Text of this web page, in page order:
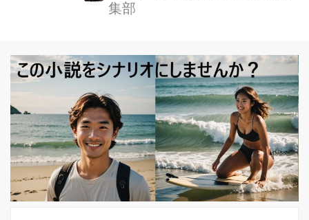
成致しました。 手がけたのは世界的ア
フにしたイメージポスターを 描いて以
来、「家族はつらいよ」シリーズで
は、スチール写真とグラフィックを絶
妙に構成したポスターデザインを手が
けてきた横尾氏。 4度目のコラボとな
った最新作では、なんと横尾忠則氏の
描き下ろし画によるもので、作品のタ
集部